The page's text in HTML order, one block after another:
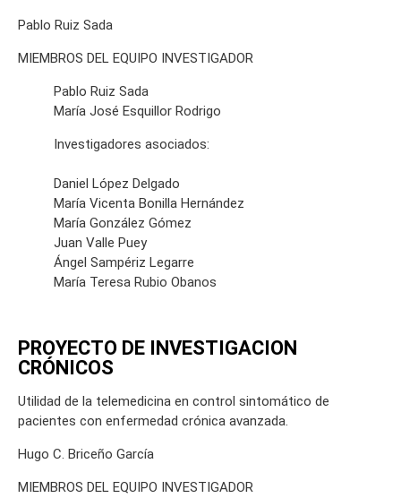
Pablo Ruiz Sada
MIEMBROS DEL EQUIPO INVESTIGADOR
Pablo Ruiz Sada
María José Esquillor Rodrigo
Investigadores asociados:
Daniel López Delgado
María Vicenta Bonilla Hernández
María González Gómez
Juan Valle Puey
Ángel Sampériz Legarre
María Teresa Rubio Obanos
PROYECTO DE INVESTIGACION
CRÓNICOS
Utilidad de la telemedicina en control sintomático de
pacientes con enfermedad crónica avanzada.
Hugo C. Briceño García
MIEMBROS DEL EQUIPO INVESTIGADOR